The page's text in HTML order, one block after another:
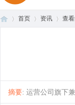
首页 资讯 查
摘要: 运营公司旗下